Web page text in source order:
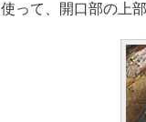
使って、開口部の上